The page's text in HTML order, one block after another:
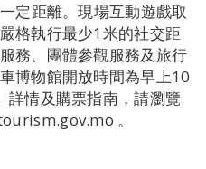
定距離。現場互動遊戲取
格執行最少1米的社交距
務、團體參觀服務及旅行
博物館開放時間為早上10
詳情及購票指南，請瀏覽
。